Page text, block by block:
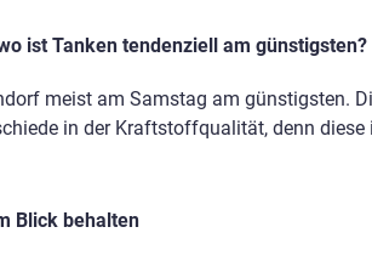
ist Tanken tendenziell am günstigsten?
meist am Samstag am günstigsten.
in der Kraftstoffqualität, denn
Blick behalten